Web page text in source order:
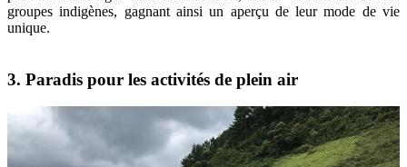
groupes indigènes, gagnant ainsi un aperçu de leur mode de vie
unique.
3. Paradis pour les activités de plein air